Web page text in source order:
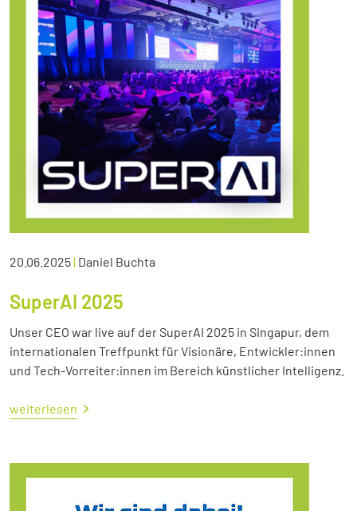
20.06.2025| Daniel Buchta
SuperAI 2025
Unser CEO war live auf der SuperAI 2025 in Singapur, dem
internationalen Treffpunkt für Visionäre, Entwickler:innen
und Tech-Vorreiter:innen im Bereich künstlicher Intelligenz.
weiterlesen